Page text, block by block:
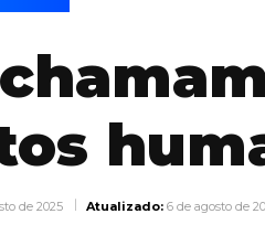
de 2025 Atualizado: 6 de agosto de